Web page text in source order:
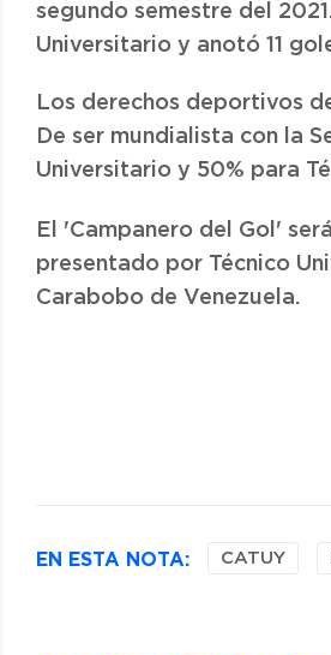
segundo semestre del
Universitario y anotó 11
Los derechos deportivos
De ser mundialista con la
Universitario y 50% para
El 'Campanero del Gol'
presentado por Técnico
Carabobo de Venezuela.
EN ESTA NOTA: CATUY